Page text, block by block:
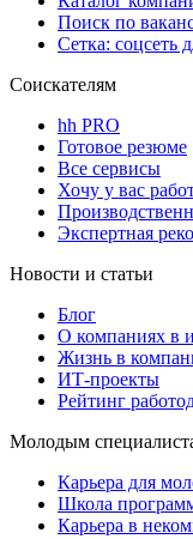
Поиск по
Сетка: соцсеть
Соискателям
hh PRO
Готовое резюме
Все сервисы
Хочу у вас
Экспертная
Новости и статьи
Блог
О компаниях в
Жизнь в
ИТ-проекты
Рейтинг
Молодым
Карьера для
Школа
Карьера в